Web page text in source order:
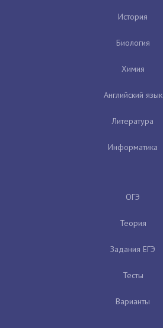
История
Биология
Химия
Английский язык
Литература
Информатика
ОГЭ
Теория
Задания ЕГЭ
Тесты
Варианты